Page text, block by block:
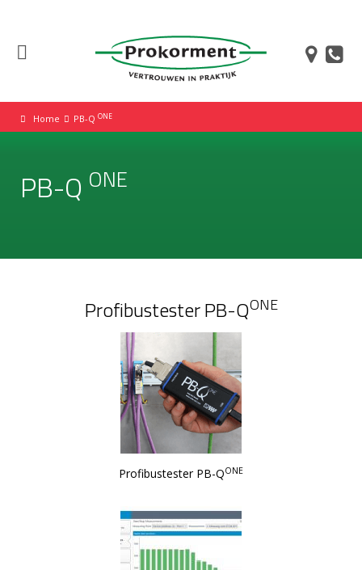
Home PB-QONE
PB-Q ONE
Profibustester PB-QONE
Profibustester PB-QONE